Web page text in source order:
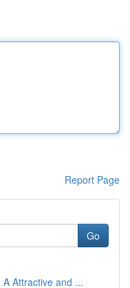
Report Page
Go
Attractive and ...